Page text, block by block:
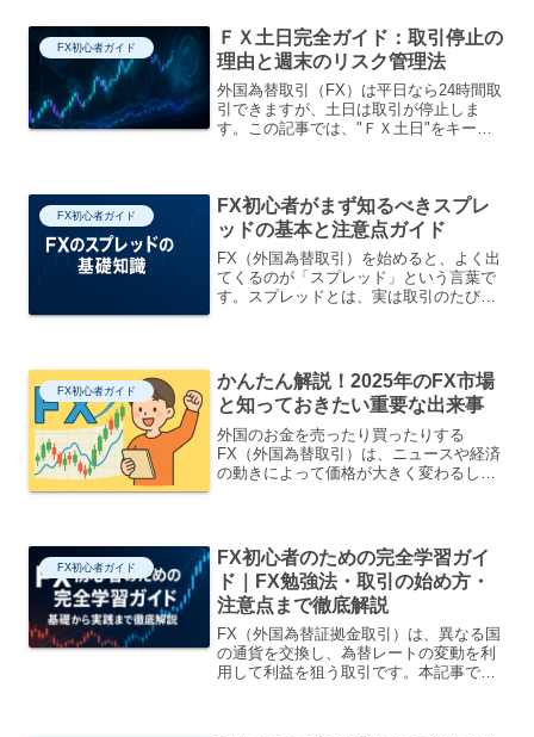
FX初心者ガイド
ＦＸ土日完全ガイド：取引停止の
理由と週末のリスク管理法
外国為替取引（FX）は平日なら24時間取
引できますが、土日は取引が停止しま
す。この記事では、"ＦＸ土日"をキーワ
世界各地の金融市場...
FX初心者ガイド
FX初心者がまず知るべきスプレ
ッドの基本と注意点ガイド
FX（外国為替取引）を始めると、よく出
てくるのが「スプレッド」という言葉で
す。スプレッドとは、実は取引のたびに
を、FXを学び始めた...
FX初心者ガイド
かんたん解説！2025年のFX市場
と知っておきたい重要な出来事
外国のお金を売ったり買ったりする
FX（外国為替取引）は、ニュースや経済
の動きによって価格が大きく変わるしく
が上がったり下がったりしま...
FX初心者ガイド
FX初心者のための完全学習ガイ
ド｜FX勉強法・取引の始め方・
注意点まで徹底解説
FX（外国為替証拠金取引）は、異なる国
の通貨を交換し、為替レートの変動を利
用して利益を狙う取引です。本記事で